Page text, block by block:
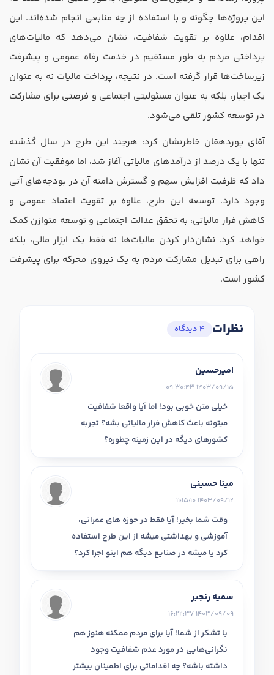
این پروژه‌ها چگونه و با استفاده از چه منابعی انجام شده‌اند. این
اقدام، علاوه بر تقویت شفافیت، نشان می‌دهد که مالیات‌های
پرداختی مردم به طور مستقیم در خدمت رفاه عمومی و پیشرفت
زیرساخت‌ها قرار گرفته است. در نتیجه، پرداخت مالیات نه به عنوان
یک اجبار، بلکه به عنوان مسئولیتی اجتماعی و فرصتی برای مشارکت
در توسعه کشور تلقی می‌شود.
آقای پوردهقان خاطرنشان کرد: هرچند این طرح در سال گذشته
تنها با یک درصد از درآمد‌های مالیاتی آغاز شد، اما موفقیت آن نشان
داد که ظرفیت افزایش سهم و گسترش دامنه آن در بودجه‌های آتی
وجود دارد. توسعه این طرح، علاوه بر تقویت اعتماد عمومی و
کاهش فرار مالیاتی، به تحقق عدالت اجتماعی و توسعه متوازن کمک
خواهد کرد. نشان‌دار کردن مالیات‌ها نه فقط یک ابزار مالی، بلکه
راهی برای تبدیل مشارکت مردم به یک نیروی محرکه برای پیشرفت
کشور است.
نظرات 4 دیدگاه
امیرحسین
1403/09/15 09:30:43
خیلی متن خوبی بود! اما آیا واقعا شفافیت
میتونه باعث کاهش فرار مالیاتی بشه؟ تجربه
کشورهای دیگه در این زمینه چطوره؟
مینا حسینی
1403/09/12 11:15:10
وقت شما بخیر! آیا فقط در حوزه های عمرانی،
آموزشی و بهداشتی میشه از این طرح استفاده
کرد یا میشه در صنایع دیگه هم اینو اجرا کرد؟
سمیه رنجبر
1403/09/09 16:22:37
با تشکر از شما! آیا برای مردم ممکنه هنوز هم
نگرانی‌هایی در مورد عدم شفافیت وجود
داشته باشه؟ چه اقداماتی برای اطمینان بیشتر